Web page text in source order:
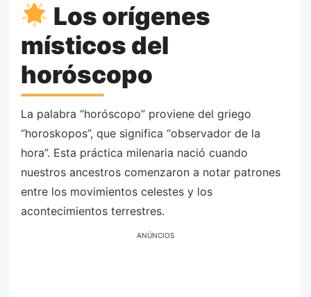
Los orígenes
místicos del
horóscopo
La palabra “horóscopo” proviene del griego
“horoskopos”, que significa “observador de la
hora”. Esta práctica milenaria nació cuando
nuestros ancestros comenzaron a notar patrones
entre los movimientos celestes y los
acontecimientos terrestres.
ANÚNCIOS